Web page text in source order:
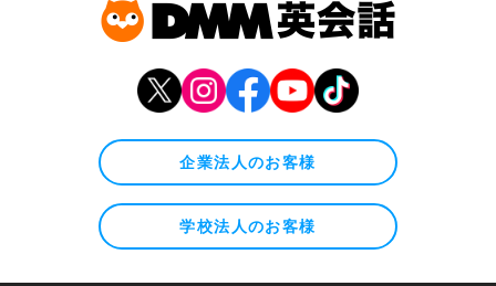
企業法人のお客様
学校法人のお客様